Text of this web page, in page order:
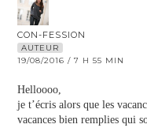
CON-FESSION
AUTEUR
19/08/2016 / 7 H 55 MIN
Helloooo,
je t’écris alors que les
vacances bien remplies qui